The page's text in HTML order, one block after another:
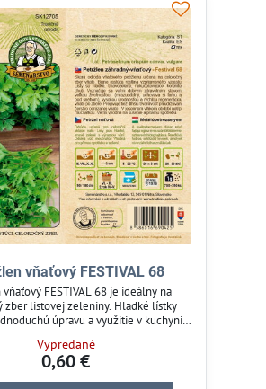
vňaťový FESTIVAL 68
FESTIVAL 68 je ideálny na
zber listovej zeleniny. Hladké lístky
úpravu a využitie v kuchyni.
výsev na záhradné pestovanie.
záhrady i menšie pestovateľské plochy.
Vypredané
0,60 €